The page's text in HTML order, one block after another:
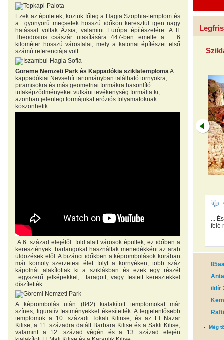
Ezek az épületek, köztük főleg a Hagia Szophia-templom és
a gyönyörű mecsetek hosszú időkön keresztül igen nagy
hatással voltak Ázsia, valamint Európa építészetére. A II.
Theodosius császár utasítására 447-ben emelte a 6
kilométer hosszú városfalat, mely a katonai építészet első
számú referenciája volt.
Göreme Nemzeti Park és Kappadókia sziklatemplomaA
kappadókiai Nevsehír tartományban található tornyokra,
piramisokra és más geometriai formákra hasonlító
tufaképződményeket vulkáni tevékenység formálta ki,
azonban jelenlegi formájukat eróziós folyamatoknak
köszönhetik.
A 6. század elejétől föld alatt városok épültek, ez időben a
keresztények barlangokat használtak menedékként az arab
üldözések elől. A bizánci időkben a képrombolások korában
már komoly szerzetesi élet folyt a környéken, több száz
kápolnát alakítottak ki a sziklákban és ezek egy részét
egyszerű jelképekkel, faragott, vagy festett keresztekkel
díszítették.
A képrombolás után (842) kialakított templomokat már
színes, figuratív festményekkel ékesítették. A legjelentősebb
templomok a 10. századi Tokali Kilinse, és az El Nazar
Kilise, a 11. századra datált Barbara Kilise és a Sakli Kilise,
valamint a 12. század végén és a 13. század elején
...
felé
ildír
Még